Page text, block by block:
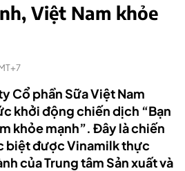
Việt Nam khỏe
Cổ phần Sữa Việt Nam
khởi động chiến dịch “Bạn
khỏe mạnh”. Đây là chiến
biệt được Vinamilk thực
của Trung tâm Sản xuất và